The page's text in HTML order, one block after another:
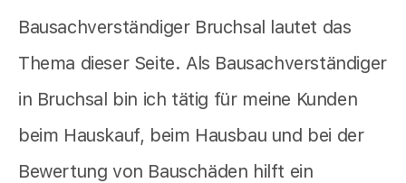
Bausachverständiger Bruchsal lautet das
Thema dieser Seite. Als Bausachverständiger
in Bruchsal bin ich tätig für meine Kunden
beim Hauskauf, beim Hausbau und bei der
Bewertung von Bauschäden hilft ein